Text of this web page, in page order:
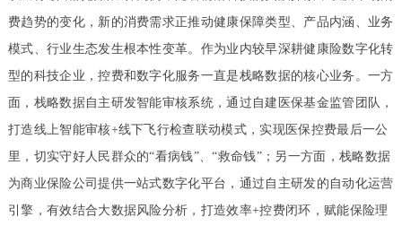
费趋势的变化，新的消费需求正推动健康保障类型、产品内涵、业务
模式、行业生态发生根本性变革。作为业内较早深耕健康险数字化转
型的科技企业，控费和数字化服务一直是栈略数据的核心业务。一方
面，栈略数据自主研发智能审核系统，通过自建医保基金监管团队，
打造线上智能审核+线下飞行检查联动模式，实现医保控费最后一公
里，切实守好人民群众的“看病钱”、“救命钱”；另一方面，栈略数据
为商业保险公司提供一站式数字化平台，通过自主研发的自动化运营
引擎，有效结合大数据风险分析，打造效率+控费闭环，赋能保险理